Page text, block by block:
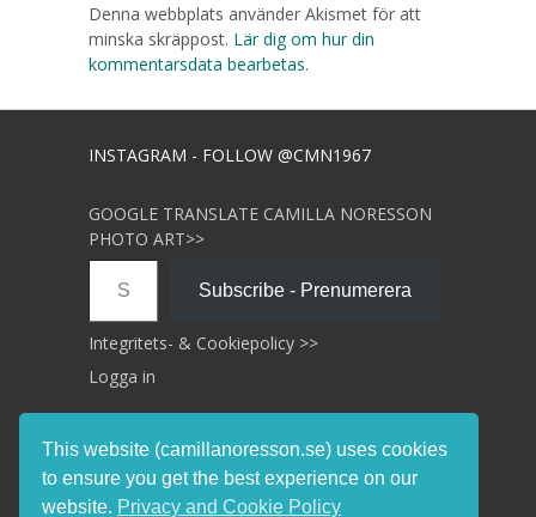
Denna webbplats använder Akismet för att
minska skräppost. Lär dig om hur din
kommentarsdata bearbetas.
INSTAGRAM - FOLLOW @CMN1967
GOOGLE TRANSLATE CAMILLA NORESSON
PHOTO ART>>
Skriv din e-post …
Subscribe - Prenumerera
Integritets- & Cookiepolicy >>
Logga in
This website (camillanoresson.se) uses cookies
to ensure you get the best experience on our
website. Privacy and Cookie Policy